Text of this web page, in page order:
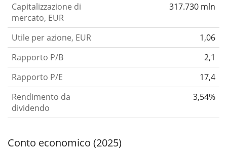
Capitalizzazione di
mercato, EUR
317.730 mln
Utile per azione, EUR
1,06
Rapporto P/B
2,1
Rapporto P/E
17,4
Rendimento da
dividendo
3,54%
Conto economico (2025)